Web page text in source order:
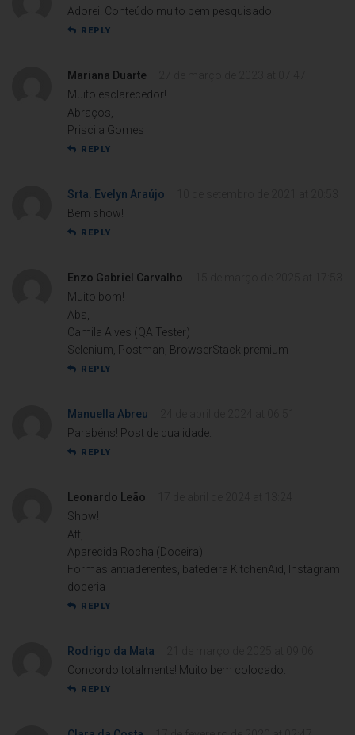
Adorei! Conteúdo muito bem pesquisado.
REPLY
Mariana Duarte
Muito esclarecedor!
Abraços,
Priscila Gomes
REPLY
Srta. Evelyn Araújo
Bem show!
REPLY
Enzo Gabriel Carvalho
Muito bom!
Abs,
Camila Alves (QA Tester)
Selenium, Postman, BrowserStack premium
REPLY
Manuella Abreu
Parabéns! Post de qualidade.
REPLY
Leonardo Leão
Show!
Att,
Aparecida Rocha (Doceira)
Formas antiaderentes, batedeira KitchenAid, Instagram
doceria
REPLY
Rodrigo da Mata
Concordo totalmente! Muito bem colocado.
REPLY